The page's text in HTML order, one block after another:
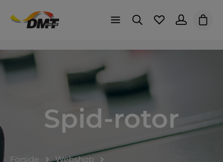
Spid-rotor
Forside
Webshop